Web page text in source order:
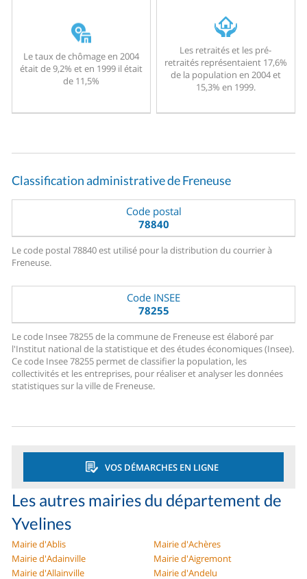
Le taux de chômage en 2004
était de 9,2% et en 1999 il était
de 11,5%
Les retraités et les pré-
retraités représentaient 17,6%
de la population en 2004 et
15,3% en 1999.
Classification administrative de Freneuse
Code postal
78840
Le code postal 78840 est utilisé pour la distribution du courrier à
Freneuse.
Code INSEE
78255
Le code Insee 78255 de la commune de Freneuse est élaboré par
l'Institut national de la statistique et des études économiques (Insee).
Ce code Insee 78255 permet de classifier la population, les
collectivités et les entreprises, pour réaliser et analyser les données
statistiques sur la ville de Freneuse.
VOS DÉMARCHES EN LIGNE
Les autres mairies du département de
Yvelines
Mairie d'Ablis
Mairie d'Achères
Mairie d'Adainville
Mairie d'Aigremont
Mairie d'Allainville
Mairie d'Andelu